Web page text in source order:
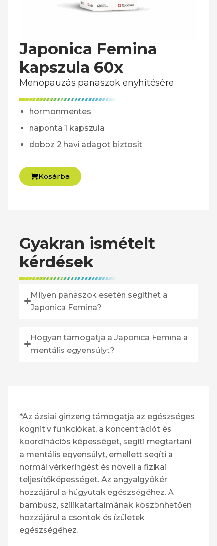
Japonica Femina
kapszula 60x
Menopauzás panaszok enyhítésére
hormonmentes
naponta 1 kapszula
doboz 2 havi adagot biztosít
Kosárba
Gyakran ismételt
kérdések
Milyen panaszok esetén segíthet a
Japonica Femina?
Hogyan támogatja a Japonica Femina a
mentális egyensúlyt?
*Az ázsiai ginzeng támogatja az egészséges
kognitív funkciókat, a koncentrációt és
koordinációs képességet, segíti megtartani
a mentális egyensúlyt, emellett segíti a
normál vérkeringést és növeli a fizikai
teljesítőképességet. Az angyalgyökér
hozzájárul a húgyutak egészségéhez. A
bambusz, szilikatartalmának köszönhetően
hozzájárul a csontok és ízületek
egészségéhez.